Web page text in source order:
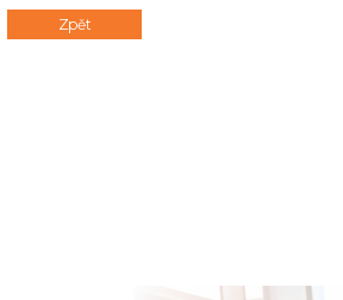
Zpět